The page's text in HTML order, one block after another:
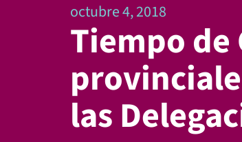
octubre 4, 2018
Tiempo
las